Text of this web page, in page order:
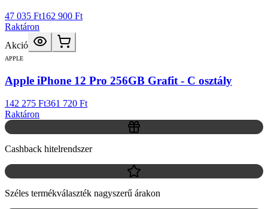
47 035 Ft162 900 Ft
Raktáron
Akció
APPLE
Apple iPhone 12 Pro 256GB Grafit - C osztály
142 275 Ft361 720 Ft
Raktáron
Cashback hitelrendszer
Széles termékválaszték nagyszerű árakon